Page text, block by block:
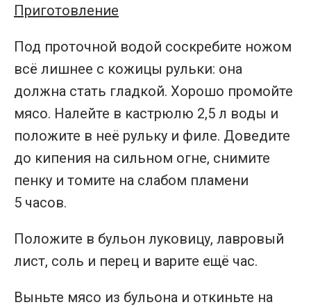
Приготовление
Под проточной водой соскребите ножом
всё лишнее с кожицы рульки: она
должна стать гладкой. Хорошо промойте
мясо. Налейте в кастрюлю 2,5 л воды и
положите в неё рульку и филе. Доведите
до кипения на сильном огне, снимите
пенку и томите на слабом пламени
5 часов.
Положите в бульон луковицу, лавровый
лист, соль и перец и варите ещё час.
Выньте мясо из бульона и откиньте на